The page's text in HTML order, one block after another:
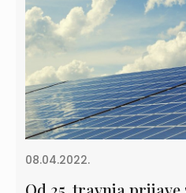
08.04.2022.